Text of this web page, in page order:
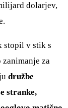
dolarjev,
stopil v stik s
za
družbe
stranke,